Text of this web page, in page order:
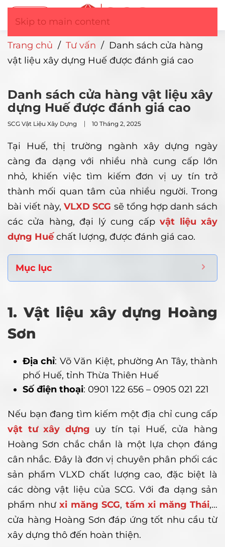
Skip to main content
Trang chủ / Tư vấn / Danh sách cửa hàng
vật liệu xây dựng Huế được đánh giá cao
Danh sách cửa hàng vật liệu xây
dựng Huế được đánh giá cao
SCG Vật Liệu Xây Dựng 10 Tháng 2, 2025
Tại Huế, thị trường ngành xây dựng ngày
càng đa dạng với nhiều nhà cung cấp lớn
nhỏ, khiến việc tìm kiếm đơn vị uy tín trở
thành mối quan tâm của nhiều người. Trong
bài viết này,VLXD SCG sẽ tổng hợp danh sách
các cửa hàng, đại lý cung cấpvật liệu xây
dựng Huế chất lượng, được đánh giá cao.
Mục lục
1. Vật liệu xây dựng Hoàng
Sơn
Địa chỉ: Võ Văn Kiệt, phường An Tây, thành
phố Huế, tỉnh Thừa Thiên Huế
Số điện thoại: 0901 122 656 – 0905 021 221
Nếu bạn đang tìm kiếm một địa chỉ cung cấp
vật tư xây dựng uy tín tại Huế, cửa hàng
Hoàng Sơn chắc chắn là một lựa chọn đáng
cân nhắc. Đây là đơn vị chuyên phân phối các
sản phẩm VLXD chất lượng cao, đặc biệt là
các dòng vật liệu của SCG. Với đa dạng sản
phẩm như xi măng SCG, tấm xi măng Thái,…
cửa hàng Hoàng Sơn đáp ứng tốt nhu cầu từ
xây dựng thô đến hoàn thiện.